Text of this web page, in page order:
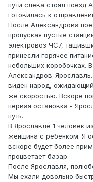
пути слева стоял поезд
готовилась к
После Александрова
пропуская пустые
электровоз ЧС7,
принесли горячее
небольших коробочках.
Александров-
виден народ,
же скоростью. Вскоре
первая остановка -
путь.
В Ярославле 1 человек
женщина с ребенком. Я
вскоре будет более
процветает базар.
После Ярославля,
Мы ехали довольно